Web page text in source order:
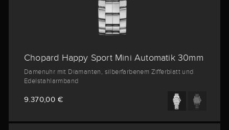
Chopard Happy Sport Mini Automatik 30mm
Damenuhr mit Diamanten, silberfarbenem Zifferblatt und
Edelstahlarmband
9.370,00 €